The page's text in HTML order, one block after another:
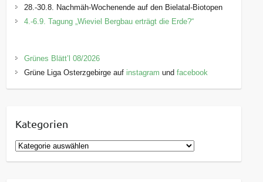
28.-30.8. Nachmäh-Wochenende auf den Bielatal-Biotopen
4.-6.9. Tagung „Wieviel Bergbau erträgt die Erde?“
Grünes Blätt’l 08/2026
Grüne Liga Osterzgebirge auf instagram undfacebook
Kategorien
K
a